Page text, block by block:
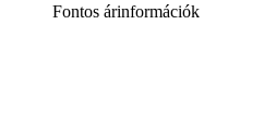
Fontos árinformációk